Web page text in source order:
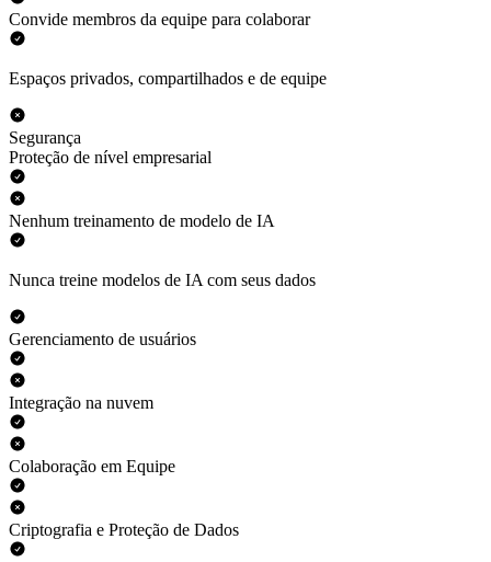
Convide membros da equipe para colaborar
Espaços privados, compartilhados e de equipe
Segurança
Proteção de nível empresarial
Nenhum treinamento de modelo de IA
Nunca treine modelos de IA com seus dados
Gerenciamento de usuários
Integração na nuvem
Colaboração em Equipe
Criptografia e Proteção de Dados